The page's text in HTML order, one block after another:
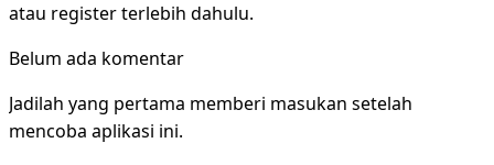
atau register terlebih dahulu.
Belum ada komentar
Jadilah yang pertama memberi masukan setelah
mencoba aplikasi ini.